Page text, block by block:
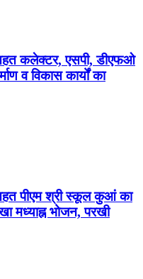
कलेक्टर, एसपी, डीएफओ
व विकास कार्यों का
पीएम श्री स्कूल कुआं का
मध्याह्न भोजन, परखी